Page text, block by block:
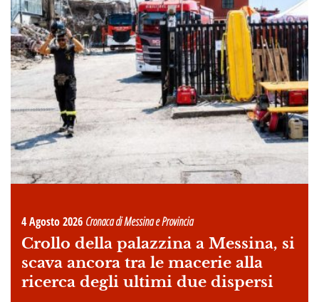
4 Agosto 2026 Cronaca di Messina e Provincia
Crollo della palazzina a Messina, si
scava ancora tra le macerie alla
ricerca degli ultimi due dispersi